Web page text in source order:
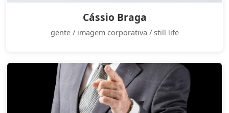
Cássio Braga
gente / imagem corporativa / still life